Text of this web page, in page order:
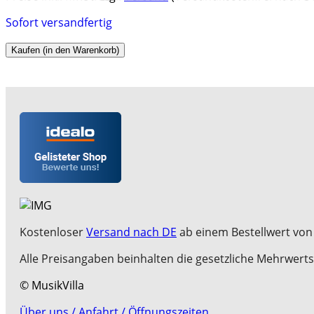
Sofort versandfertig
Kaufen (in den Warenkorb)
KostenloserVersand nach DE ab einem Bestellwert von
Alle Preisangaben beinhalten die gesetzliche
© MusikVilla